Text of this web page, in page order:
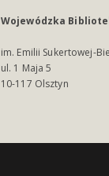
Wojewódzka
im. Emilii Sukertowej-
ul. 1 Maja 5
10-117 Olsztyn